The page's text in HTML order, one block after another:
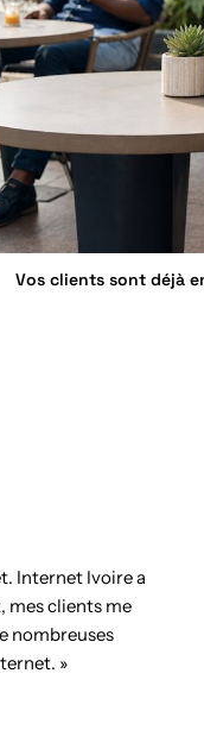
Vos clients sont déjà
Internet Ivoire a
mes clients me
nombreuses
»